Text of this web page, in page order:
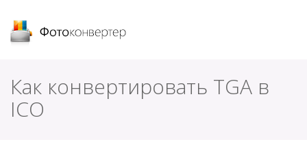
Как конвертировать TGA в
ICO